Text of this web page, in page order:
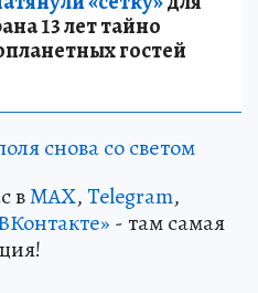
13 лет тайно
гостей
снова со светом
вMAX,Telegram,
- там самая